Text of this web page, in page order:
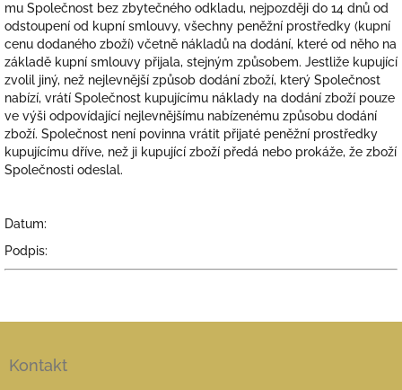
mu Společnost bez zbytečného odkladu, nejpozději do 14 dnů od
odstoupení od kupní smlouvy, všechny peněžní prostředky (kupní
cenu dodaného zboží) včetně nákladů na dodání, které od něho na
základě kupní smlouvy přijala, stejným způsobem. Jestliže kupující
zvolil jiný, než nejlevnější způsob dodání zboží, který Společnost
nabízí, vrátí Společnost kupujícímu náklady na dodání zboží pouze
ve výši odpovídající nejlevnějšímu nabízenému způsobu dodání
zboží. Společnost není povinna vrátit přijaté peněžní prostředky
kupujícímu dříve, než ji kupující zboží předá nebo prokáže, že zboží
Společnosti odeslal.
Datum:
Podpis:
Kontakt